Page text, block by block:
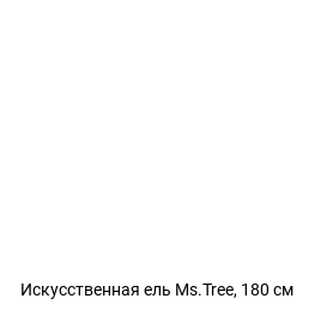
Искусственная ель Ms.Tree, 180 см